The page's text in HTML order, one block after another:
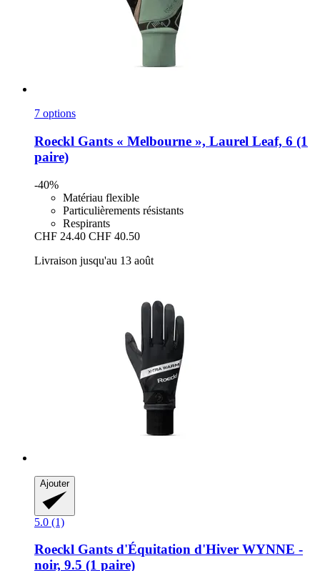
7 options
Roeckl Gants « Melbourne », Laurel Leaf, 6 (1
paire)
-40%
Matériau flexible
Particulièrements résistants
Respirants
CHF 24.40 CHF 40.50
Livraison jusqu'au 13 août
Ajouter
5.0 (1)
Roeckl Gants d'Équitation d'Hiver WYNNE -​
noir, 9.5 (1 paire)